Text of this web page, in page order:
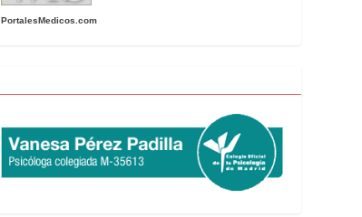
PortalesMedicos.com